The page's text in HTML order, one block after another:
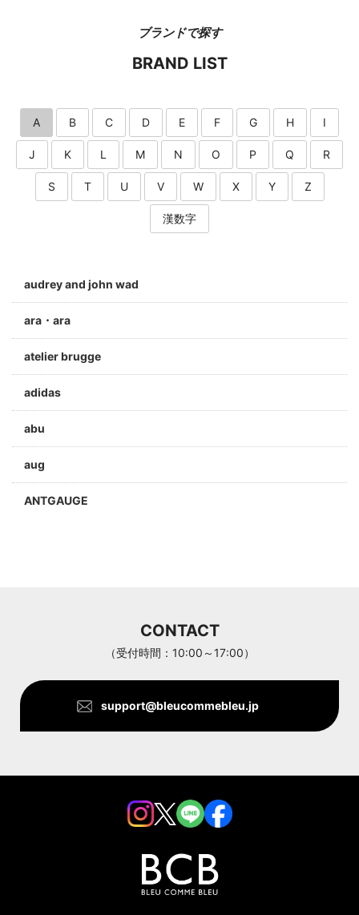
ブランドで探す
BRAND LIST
A B C D E F G H I
J K L M N O P Q R
S T U V W X Y Z
漢数字
audrey and john wad
ara・ara
atelier brugge
adidas
abu
aug
ANTGAUGE
CONTACT
（受付時間：10:00～17:00）
support@bleucommebleu.jp